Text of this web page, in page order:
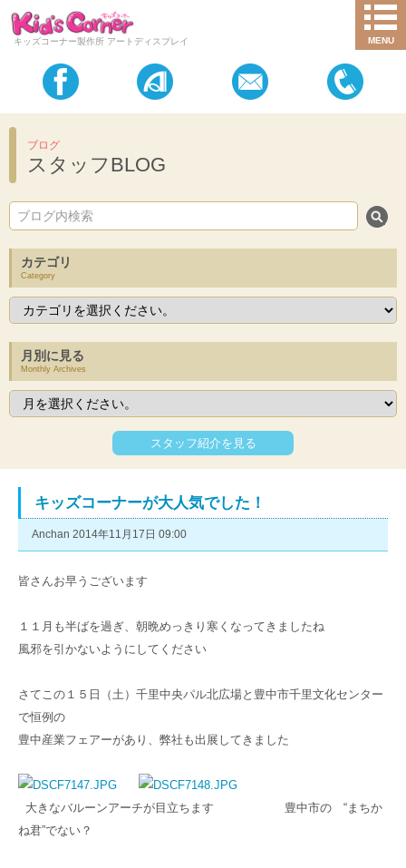
キッズコーナー製作所 アートディスプレイ MENU
ブログ
スタッフBLOG
カテゴリ
Category
月別に見る
Monthly Archives
スタッフ紹介を見る
キッズコーナーが大人気でした！
Anchan 2014年11月17日 09:00
皆さんお早うございます
１１月も半ばを過ぎ、朝晩めっきり寒くなってきましたね
風邪を引かないようにしてください
さてこの１５日（土）千里中央パル北広場と豊中市千里文化センター
で恒例の
豊中産業フェアーがあり、弊社も出展してきました
大きなバルーンアーチが目立ちます 豊中市の “まちか
ね君”でない？